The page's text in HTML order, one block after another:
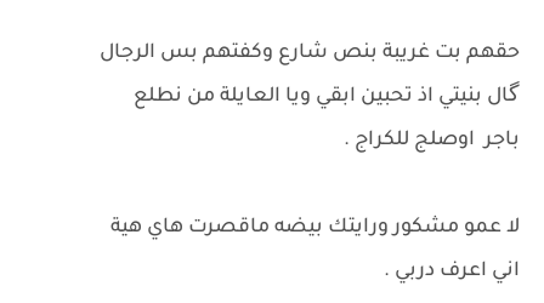
حقهم بت غريبة بنص شارع وكفتهم بس الرجال
گال بنيتي اذ تحبين ابقي ويا العايلة من نطلع
باجر اوصلج للكراج .
لا عمو مشكور ورايتك بيضه ماقصرت هاي هية
اني اعرف دربي .